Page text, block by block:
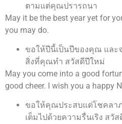
ตามแต่คุณปรารถนา
May it be the best year yet for
you may do.
ขอให้ปีนี้เป็นปีของคุณ และ
สิ่งที่คุณทำ สวัสดีปีใหม่
May you come into a good
good cheer. I wish you a happy
ขอให้คุณประสบแต่โชคลา
เต็มไปด้วยความรื่นเริง สวั